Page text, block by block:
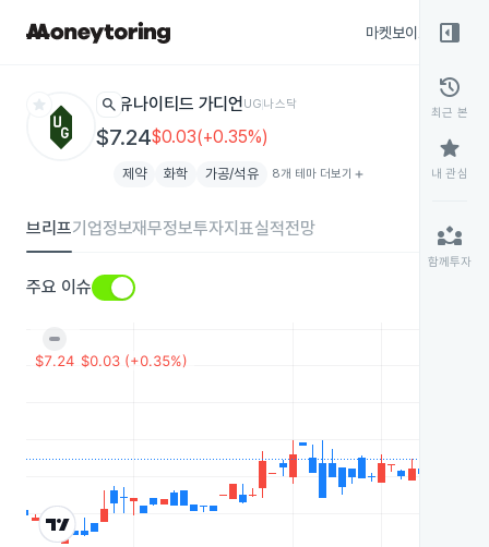
마켓보이스
star search 유나이티드 가디언UG나스닥
$7.24$0.03(+0.35%)
제약 화학 가공/석유 8개 테마 더보기 add
브리프기업정보재무정보투자지표실적전망
주요 이슈
right_panel_open
history
최근 본
star
내 관심
partner_exchange
함께투자